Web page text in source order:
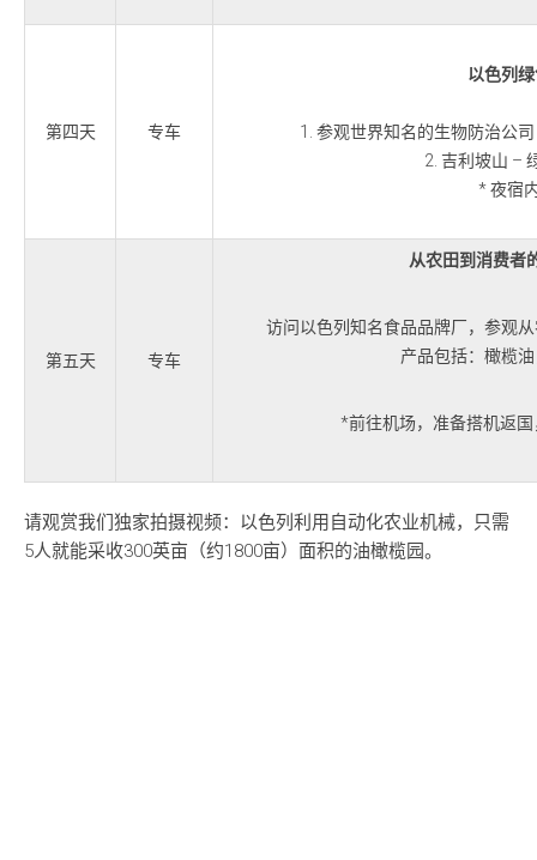
第四天 专车
以色列
1. 参观世界知名的生物防治公
2. 吉利坡山 –
* 夜宿
第五天 专车
从农田到消费者
访问以色列知名食品品牌厂，参观
产品包括：橄榄
*前往机场，准备搭机返
请观赏我们独家拍摄视频：以色列利用自动化农业机械，只需
5人就能采收300英亩（约1800亩）面积的油橄榄园。